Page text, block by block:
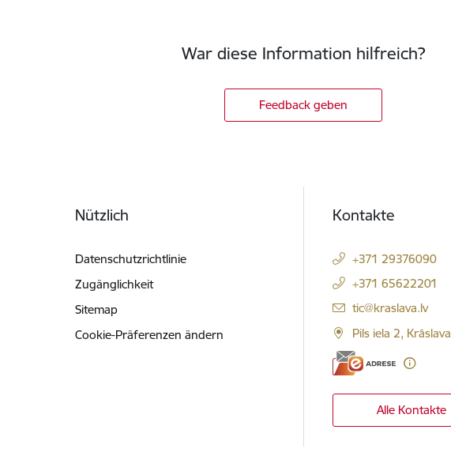
War diese Information hilfreich?
Feedback geben
Nützlich
Datenschutzrichtlinie
Zugänglichkeit
Sitemap
Cookie-Präferenzen ändern
Kontakte
+371 29376090
+371 65622201
E-Mail:
tic@kraslava.lv
Pils iela 2, Krāslava
Alle Kontakte